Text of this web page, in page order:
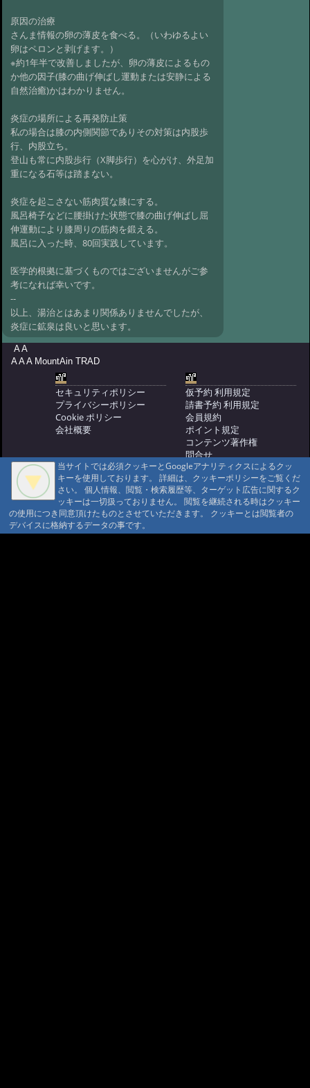
原因の治療
さんま情報の卵の薄皮を食べる。（いわゆるよい
卵はペロンと剥げます。）
※約1年半で改善しましたが、卵の薄皮によるもの
か他の因子(膝の曲げ伸ばし運動または安静による
自然治癒)かはわかりません。
炎症の場所による再発防止策
私の場合は膝の内側関節でありその対策は内股歩
行、内股立ち。
登山も常に内股歩行（X脚歩行）を心がけ、外足加
重になる石等は踏まない。
炎症を起こさない筋肉質な膝にする。
風呂椅子などに腰掛けた状態で膝の曲げ伸ばし屈
伸運動により膝周りの筋肉を鍛える。
風呂に入った時、80回実践しています。
医学的根拠に基づくものではございませんがご参
考になれば幸いです。
--
以上、湯治とはあまり関係ありませんでしたが、
炎症に鉱泉は良いと思います。
A A
A A A MountAin TRAD
セキュリティポリシー
プライバシーポリシー
Cookie ポリシー
会社概要
仮予約 利用規定
請書予約 利用規定
会員規約
ポイント規定
コンテンツ著作権
問合せ
マウンテントラッド株式会社
〒386-1211 長野県上田市下之郷692
0268371176
© 1999-2026 MountAin TRAD ® Inc. https://www.mountaintrad.co.jp
当サイトでは必須クッキーとGoogleアナリティクスによるクッ
キーを使用しております。 詳細は、クッキーポリシーをご覧くだ
さい。 個人情報、閲覧・検索履歴等、ターゲット広告に関するク
ッキーは一切扱っておりません。 閲覧を継続される時はクッキー
の使用につき同意頂けたものとさせていただきます。 クッキーとは閲覧者の
デバイスに格納するデータの事です。